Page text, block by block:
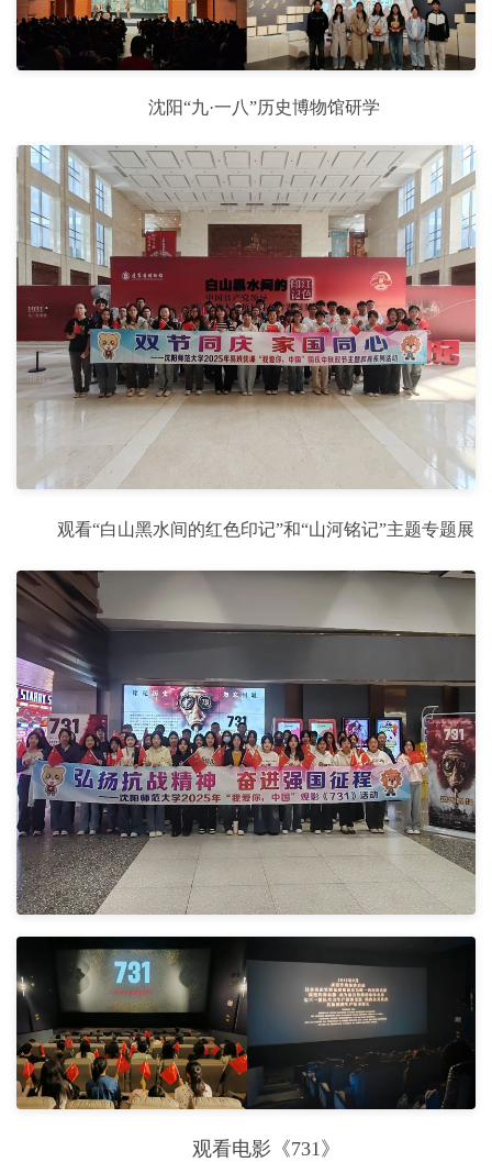
沈阳“九·一八”历史博物馆研学
观看“白山黑水间的红色印记”和“山河铭记”主题专题展
观看电影《731》